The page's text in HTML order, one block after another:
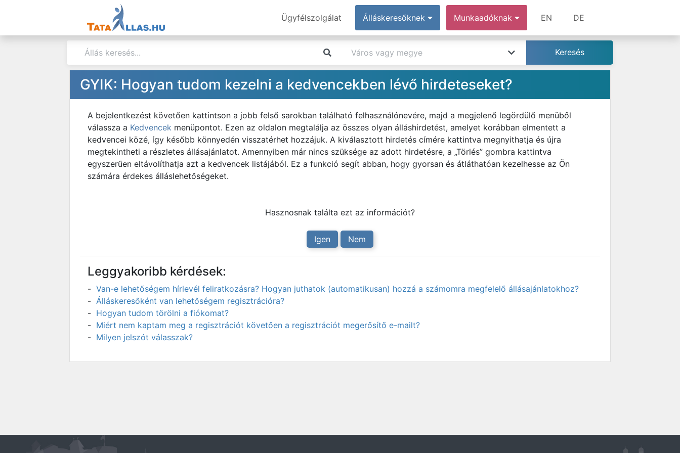
Ügyfélszolgálat Álláskeresőknek Munkaadóknak EN DE
GYIK: Hogyan tudom kezelni a kedvencekben lévő hirdeteseket?
A bejelentkezést követően kattintson a jobb felső sarokban található felhasználónevére, majd a megjelenő legördülő menüből
válassza a Kedvencek menüpontot. Ezen az oldalon megtalálja az összes olyan álláshirdetést, amelyet korábban elmentett a
kedvencei közé, így később könnyedén visszatérhet hozzájuk. A kiválasztott hirdetés címére kattintva megnyithatja és újra
megtekintheti a részletes állásajánlatot. Amennyiben már nincs szüksége az adott hirdetésre, a „Törlés” gombra kattintva
egyszerűen eltávolíthatja azt a kedvencek listájából. Ez a funkció segít abban, hogy gyorsan és átláthatóan kezelhesse az Ön
számára érdekes álláslehetőségeket.
Hasznosnak találta ezt az információt?
Igen Nem
Leggyakoribb kérdések:
Van-e lehetőségem hírlevél feliratkozásra? Hogyan juthatok (automatikusan) hozzá a számomra megfelelő állásajánlatokhoz?
Álláskeresőként van lehetőségem regisztrációra?
Hogyan tudom törölni a fiókomat?
Miért nem kaptam meg a regisztrációt követően a regisztrációt megerősítő e-mailt?
Milyen jelszót válasszak?